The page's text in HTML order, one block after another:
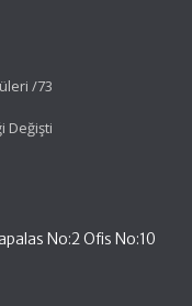
/73
Değişti
No:2 Ofis No:10